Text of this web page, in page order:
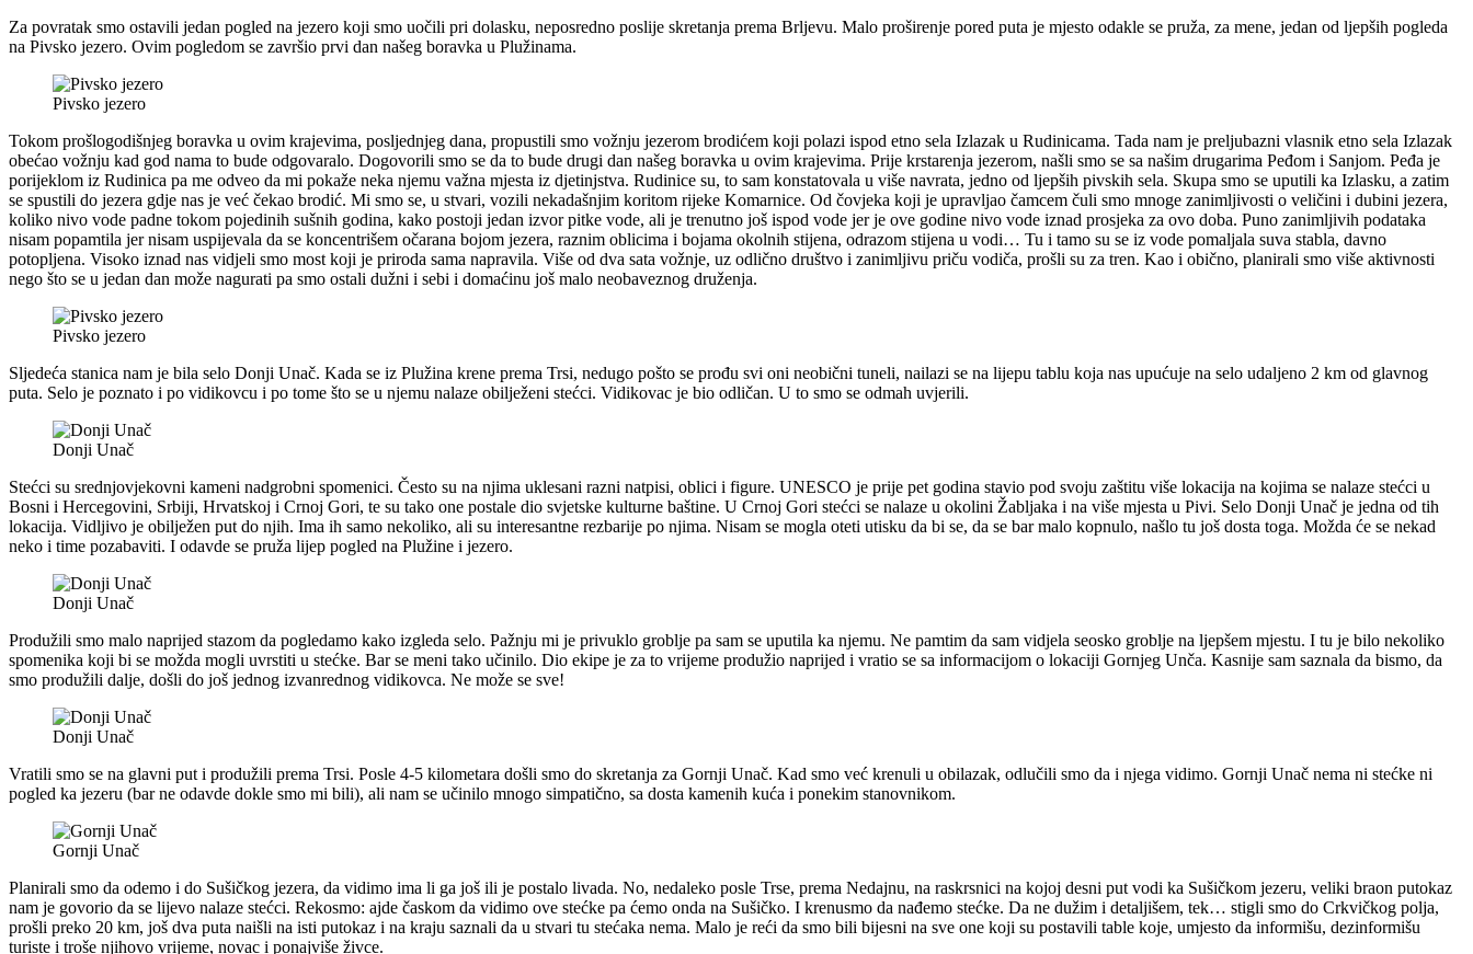
Za povratak smo ostavili jedan pogled na jezero koji smo uočili pri dolasku, neposredno poslije skretanja prema Brljevu. Malo proširenje pored puta je mjesto odakle se pruža, za mene, jedan od ljepših pogleda
na Pivsko jezero. Ovim pogledom se završio prvi dan našeg boravka u Plužinama.
Pivsko jezero
Tokom prošlogodišnjeg boravka u ovim krajevima, posljednjeg dana, propustili smo vožnju jezerom brodićem koji polazi ispod etno sela Izlazak u Rudinicama. Tada nam je preljubazni vlasnik etno sela Izlazak
obećao vožnju kad god nama to bude odgovaralo. Dogovorili smo se da to bude drugi dan našeg boravka u ovim krajevima. Prije krstarenja jezerom, našli smo se sa našim drugarima Peđom i Sanjom. Peđa je
porijeklom iz Rudinica pa me odveo da mi pokaže neka njemu važna mjesta iz djetinjstva. Rudinice su, to sam konstatovala u više navrata, jedno od ljepših pivskih sela. Skupa smo se uputili ka Izlasku, a zatim
se spustili do jezera gdje nas je već čekao brodić. Mi smo se, u stvari, vozili nekadašnjim koritom rijeke Komarnice. Od čovjeka koji je upravljao čamcem čuli smo mnoge zanimljivosti o veličini i dubini jezera,
koliko nivo vode padne tokom pojedinih sušnih godina, kako postoji jedan izvor pitke vode, ali je trenutno još ispod vode jer je ove godine nivo vode iznad prosjeka za ovo doba. Puno zanimljivih podataka
nisam popamtila jer nisam uspijevala da se koncentrišem očarana bojom jezera, raznim oblicima i bojama okolnih stijena, odrazom stijena u vodi… Tu i tamo su se iz vode pomaljala suva stabla, davno
potopljena. Visoko iznad nas vidjeli smo most koji je priroda sama napravila. Više od dva sata vožnje, uz odlično društvo i zanimljivu priču vodiča, prošli su za tren. Kao i obično, planirali smo više aktivnosti
nego što se u jedan dan može nagurati pa smo ostali dužni i sebi i domaćinu još malo neobaveznog druženja.
Pivsko jezero
Sljedeća stanica nam je bila selo Donji Unač. Kada se iz Plužina krene prema Trsi, nedugo pošto se prođu svi oni neobični tuneli, nailazi se na lijepu tablu koja nas upućuje na selo udaljeno 2 km od glavnog
puta. Selo je poznato i po vidikovcu i po tome što se u njemu nalaze obilježeni stećci. Vidikovac je bio odličan. U to smo se odmah uvjerili.
Donji Unač
Stećci su srednjovjekovni kameni nadgrobni spomenici. Često su na njima uklesani razni natpisi, oblici i figure. UNESCO je prije pet godina stavio pod svoju zaštitu više lokacija na kojima se nalaze stećci u
Bosni i Hercegovini, Srbiji, Hrvatskoj i Crnoj Gori, te su tako one postale dio svjetske kulturne baštine. U Crnoj Gori stećci se nalaze u okolini Žabljaka i na više mjesta u Pivi. Selo Donji Unač je jedna od tih
lokacija. Vidljivo je obilježen put do njih. Ima ih samo nekoliko, ali su interesantne rezbarije po njima. Nisam se mogla oteti utisku da bi se, da se bar malo kopnulo, našlo tu još dosta toga. Možda će se nekad
neko i time pozabaviti. I odavde se pruža lijep pogled na Plužine i jezero.
Donji Unač
Produžili smo malo naprijed stazom da pogledamo kako izgleda selo. Pažnju mi je privuklo groblje pa sam se uputila ka njemu. Ne pamtim da sam vidjela seosko groblje na ljepšem mjestu. I tu je bilo nekoliko
spomenika koji bi se možda mogli uvrstiti u stećke. Bar se meni tako učinilo. Dio ekipe je za to vrijeme produžio naprijed i vratio se sa informacijom o lokaciji Gornjeg Unča. Kasnije sam saznala da bismo, da
smo produžili dalje, došli do još jednog izvanrednog vidikovca. Ne može se sve!
Donji Unač
Vratili smo se na glavni put i produžili prema Trsi. Posle 4-5 kilometara došli smo do skretanja za Gornji Unač. Kad smo već krenuli u obilazak, odlučili smo da i njega vidimo. Gornji Unač nema ni stećke ni
pogled ka jezeru (bar ne odavde dokle smo mi bili), ali nam se učinilo mnogo simpatično, sa dosta kamenih kuća i ponekim stanovnikom.
Gornji Unač
Planirali smo da odemo i do Sušičkog jezera, da vidimo ima li ga još ili je postalo livada. No, nedaleko posle Trse, prema Nedajnu, na raskrsnici na kojoj desni put vodi ka Sušičkom jezeru, veliki braon putokaz
nam je govorio da se lijevo nalaze stećci. Rekosmo: ajde časkom da vidimo ove stećke pa ćemo onda na Sušičko. I krenusmo da nađemo stećke. Da ne dužim i detaljišem, tek… stigli smo do Crkvičkog polja,
prošli preko 20 km, još dva puta naišli na isti putokaz i na kraju saznali da u stvari tu stećaka nema. Malo je reći da smo bili bijesni na sve one koji su postavili table koje, umjesto da informišu, dezinformišu
turiste i troše njihovo vrijeme, novac i ponajviše živce.